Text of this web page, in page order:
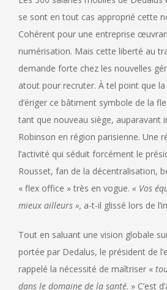
se sont en tout cas approprié cette
Cohérent pour une entreprise
numérisation. Mais cette liberté au
demande forte chez les nouvelles
atout pour recruter. À tel point que
d’ériger ce bâtiment symbole de la
tant que nouveau siège, auparavant
Robinson en région parisienne. Une
l’activité qui séduit forcément le
Rousset, fan de la décentralisation,
« flex office » très en vogue. « Vos
mieux ailleurs », a-t-il glissé lors de
Tout en saluant une vision globale
portée par Dedalus, le président de
rappelé la nécessité de maîtriser «
dans le domaine de la santé. » C’est